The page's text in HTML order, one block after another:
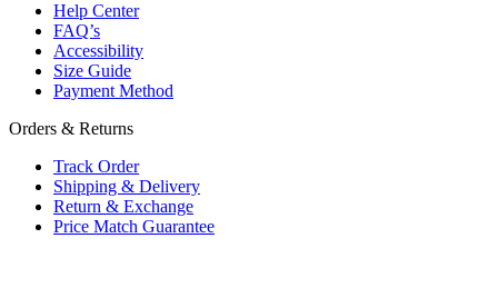
Help Center
FAQ’s
Accessibility
Size Guide
Payment Method
Orders & Returns
Track Order
Shipping & Delivery
Return & Exchange
Price Match Guarantee